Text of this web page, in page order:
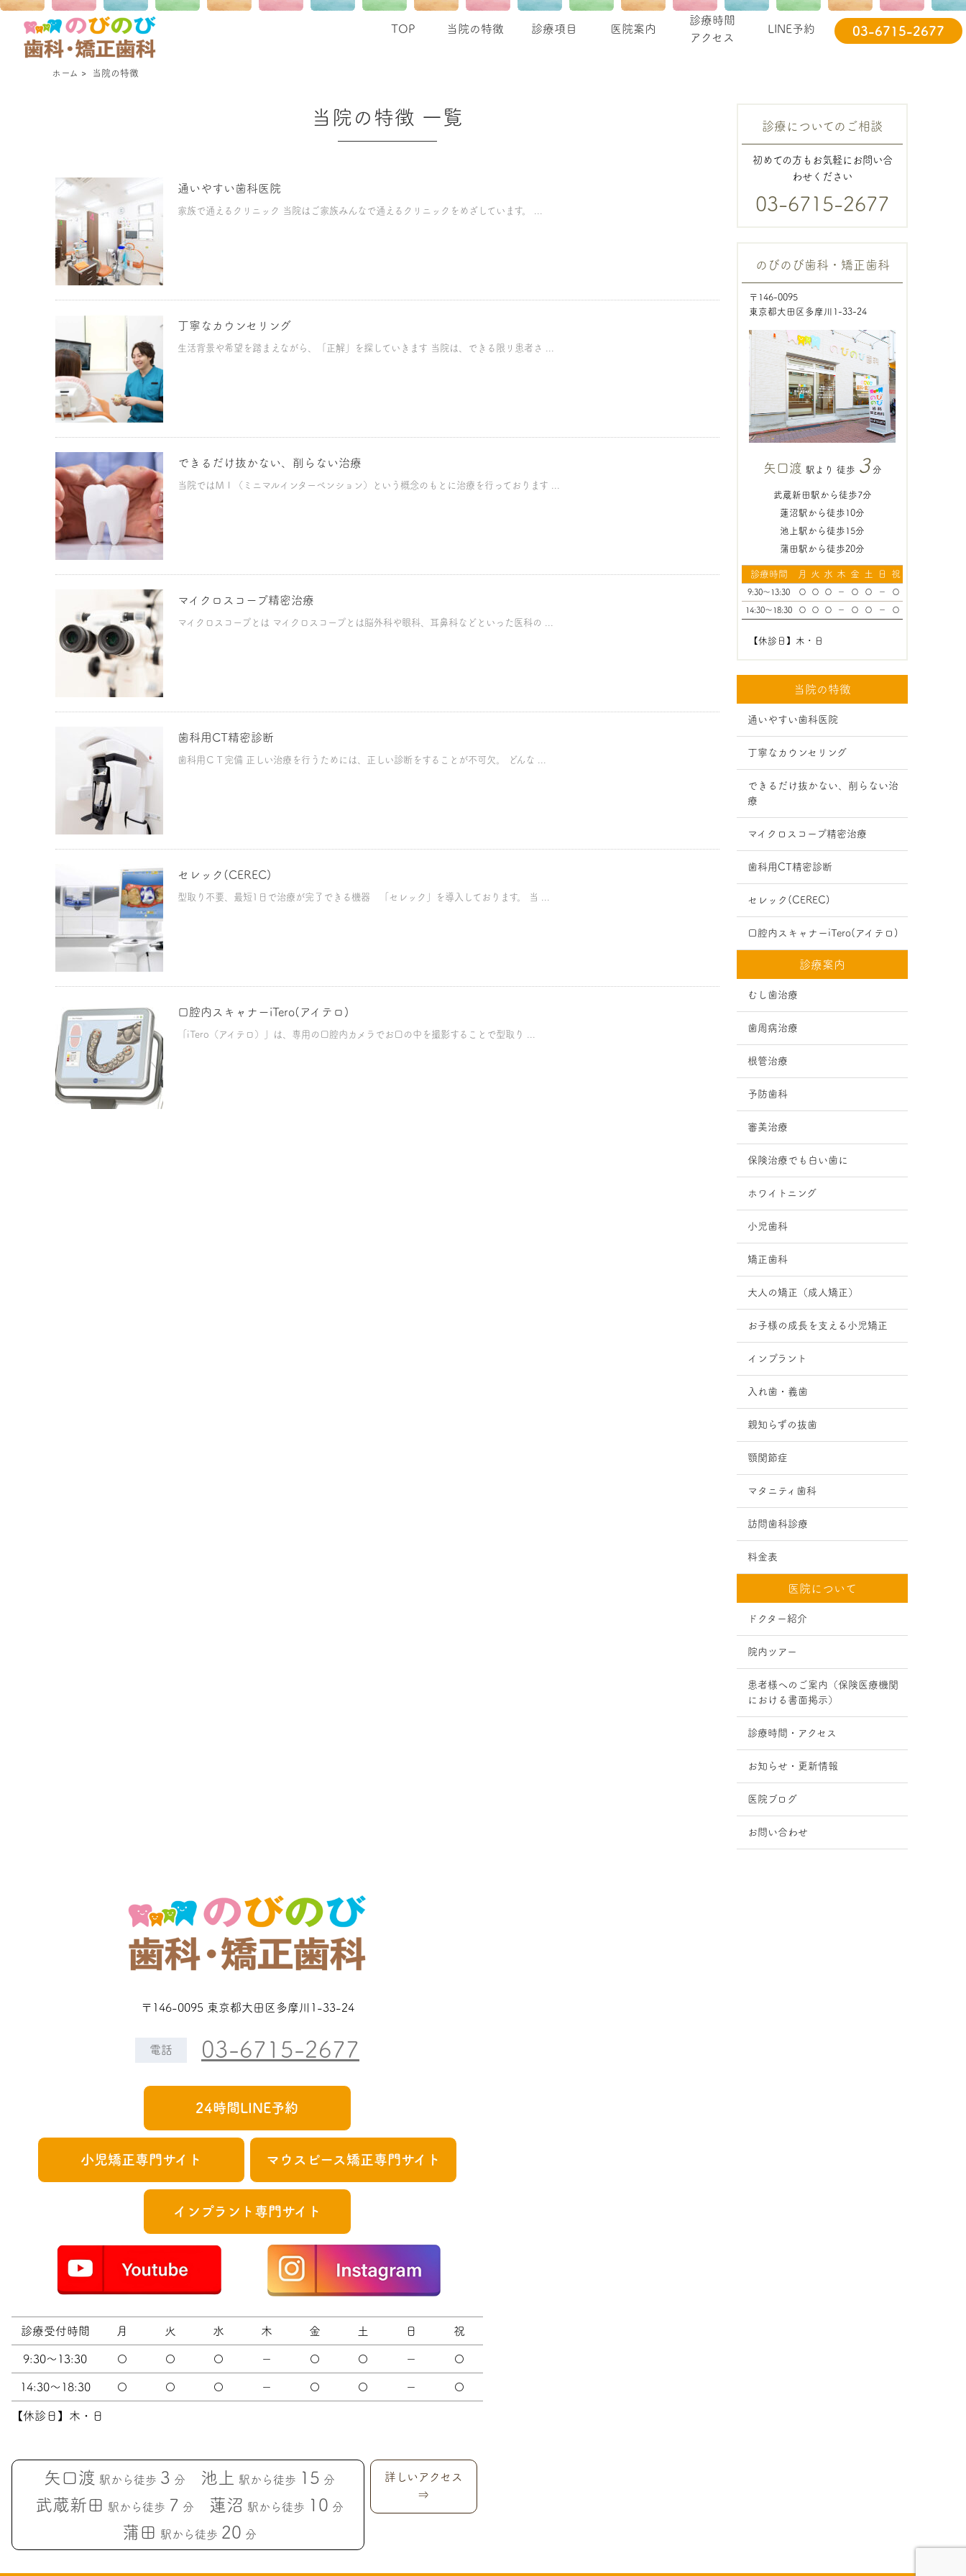
TOP 当院の特徴 診療項目 医院案内
診療時間
アクセス
LINE予約 03-6715-2677
ホーム > 当院の特徴
当院の特徴 一覧
通いやすい歯科医院
家族で通えるクリニック 当院はご家族みんなで通えるクリニックをめざしています。 ...
丁寧なカウンセリング
生活背景や希望を踏まえながら、「正解」を探していきます 当院は、できる限リ患者さ ...
できるだけ抜かない、削らない治療
当院ではＭＩ（ミニマルインターベンション）という概念のもとに治療を行っております ...
マイクロスコープ精密治療
マイクロスコープとは マイクロスコープとは脳外科や眼科、耳鼻科などといった医科の ...
歯科用CT精密診断
歯科用ＣＴ完備 正しい治療を行うためには、正しい診断をすることが不可欠。 どんな ...
セレック(CEREC)
型取り不要、最短1日で治療が完了できる機器 「セレック」を導入しております。 当 ...
口腔内スキャナーiTero(アイテロ)
「iTero（アイテロ）」は、専用の口腔内カメラでお口の中を撮影することで型取り ...
診療についてのご相談
初めての方もお気軽にお問い合
わせください
03-6715-2677
のびのび歯科・矯正歯科
〒146-0095
東京都大田区多摩川1-33-24
矢口渡 駅より 徒歩 3分
武蔵新田駅から徒歩7分
蓮沼駅から徒歩10分
池上駅から徒歩15分
蒲田駅から徒歩20分
診療時間 月 火 水 木 金 土 日 祝
9:30～13:30 〇 〇 〇 － 〇 〇 － 〇
14:30～18:30 〇 〇 〇 － 〇 〇 － 〇
【休診日】木・日
当院の特徴
通いやすい歯科医院
丁寧なカウンセリング
できるだけ抜かない、削らない治
療
マイクロスコープ精密治療
歯科用CT精密診断
セレック(CEREC)
口腔内スキャナーiTero(アイテロ)
診療案内
むし歯治療
歯周病治療
根管治療
予防歯科
審美治療
保険治療でも白い歯に
ホワイトニング
小児歯科
矯正歯科
大人の矯正（成人矯正）
お子様の成長を支える小児矯正
インプラント
入れ歯・義歯
親知らずの抜歯
顎関節症
マタニティ歯科
訪問歯科診療
料金表
医院について
ドクター紹介
院内ツアー
患者様へのご案内（保険医療機関
における書面掲示）
診療時間・アクセス
お知らせ・更新情報
医院ブログ
お問い合わせ
〒146-0095 東京都大田区多摩川1-33-24
電話 03-6715-2677
24時間LINE予約
小児矯正専門サイト マウスピース矯正専門サイト
インプラント専門サイト
診療受付時間 月 火 水 木 金 土 日 祝
9:30～13:30 〇 〇 〇 － 〇 〇 － 〇
14:30～18:30 〇 〇 〇 － 〇 〇 － 〇
【休診日】木・日
矢口渡 駅から徒歩 3 分 池上 駅から徒歩 15 分
武蔵新田 駅から徒歩 7 分 蓮沼 駅から徒歩 10 分
蒲田 駅から徒歩 20 分
詳しいアクセス
⇒